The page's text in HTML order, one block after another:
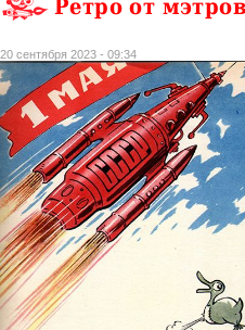
Ретро от мэтров
20 сентября 2023 - 09:34